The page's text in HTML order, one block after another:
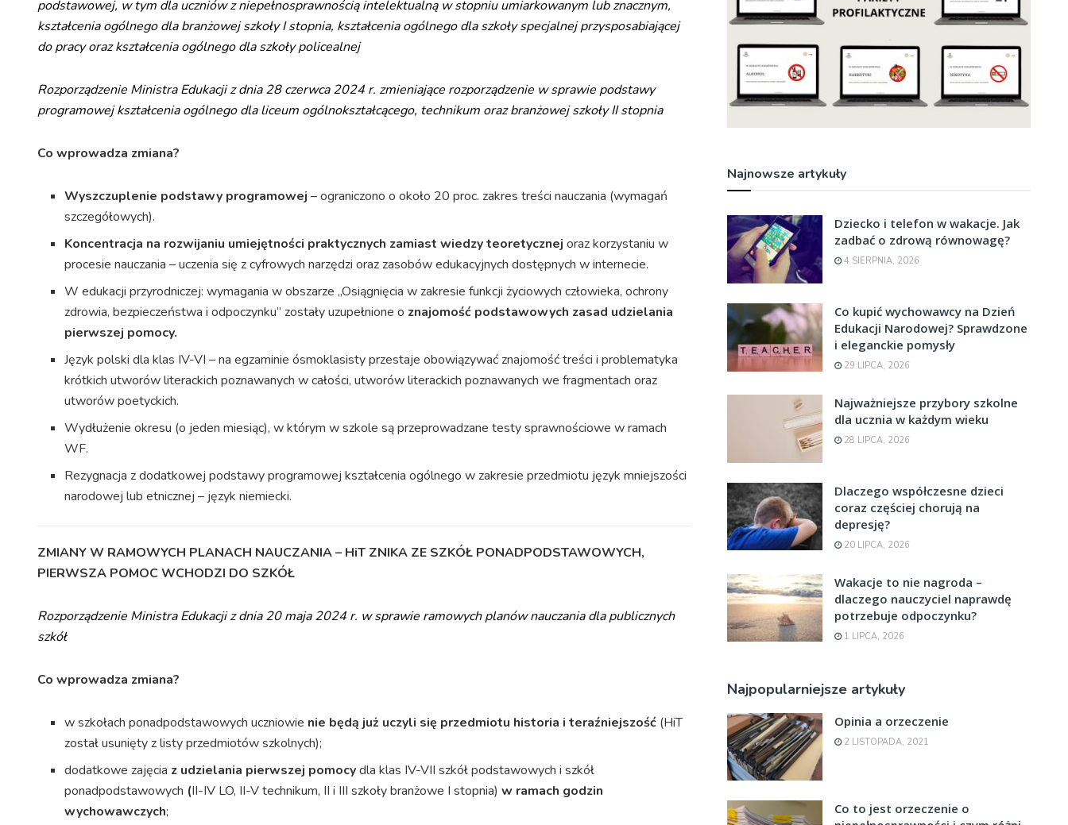
podstawowej, w tym dla uczniów z niepełnosprawnością intelektualną w stopniu umiarkowanym lub znacznym,
kształcenia ogólnego dla branżowej szkoły I stopnia, kształcenia ogólnego dla szkoły specjalnej przysposabiającej
do pracy oraz kształcenia ogólnego dla szkoły policealnej
Rozporządzenie Ministra Edukacji z dnia 28 czerwca 2024 r. zmieniające rozporządzenie w sprawie podstawy
programowej kształcenia ogólnego dla liceum ogólnokształcącego, technikum oraz branżowej szkoły II stopnia
Co wprowadza zmiana?
Wyszczuplenie podstawy programowej – ograniczono o około 20 proc. zakres treści nauczania (wymagań
szczegółowych).
Koncentracja na rozwijaniu umiejętności praktycznych zamiast wiedzy teoretycznej oraz korzystaniu w
procesie nauczania – uczenia się z cyfrowych narzędzi oraz zasobów edukacyjnych dostępnych w internecie.
W edukacji przyrodniczej: wymagania w obszarze „Osiągnięcia w zakresie funkcji życiowych człowieka, ochrony
zdrowia, bezpieczeństwa i odpoczynku” zostały uzupełnione o znajomość podstawowych zasad udzielania
pierwszej pomocy.
Język polski dla klas IV-VI – na egzaminie ósmoklasisty przestaje obowiązywać znajomość treści i problematyka
krótkich utworów literackich poznawanych w całości, utworów literackich poznawanych we fragmentach oraz
utworów poetyckich.
Wydłużenie okresu (o jeden miesiąc), w którym w szkole są przeprowadzane testy sprawnościowe w ramach
WF.
Rezygnacja z dodatkowej podstawy programowej kształcenia ogólnego w zakresie przedmiotu język mniejszości
narodowej lub etnicznej – język niemiecki.
ZMIANY W RAMOWYCH PLANACH NAUCZANIA – HiT ZNIKA ZE SZKÓŁ PONADPODSTAWOWYCH,
PIERWSZA POMOC WCHODZI DO SZKÓŁ
Rozporządzenie Ministra Edukacji z dnia 20 maja 2024 r. w sprawie ramowych planów nauczania dla publicznych
szkół
Co wprowadza zmiana?
w szkołach ponadpodstawowych uczniowie nie będą już uczyli się przedmiotu historia i teraźniejszość (HiT
został usunięty z listy przedmiotów szkolnych);
dodatkowe zajęcia z udzielania pierwszej pomocydla klas IV-VII szkół podstawowych i szkół
ponadpodstawowych (II-IV LO, II-V technikum, II i III szkoły branżowe I stopnia)w ramach godzin
wychowawczych;
Najnowsze artykuły
Dziecko i telefon w wakacje. Jak
zadbać o zdrową równowagę?
4 SIERPNIA, 2026
Co kupić wychowawcy na Dzień
Edukacji Narodowej? Sprawdzone
i eleganckie pomysły
29 LIPCA, 2026
Najważniejsze przybory szkolne
dla ucznia w każdym wieku
28 LIPCA, 2026
Dlaczego współczesne dzieci
coraz częściej chorują na
depresję?
20 LIPCA, 2026
Wakacje to nie nagroda –
dlaczego nauczyciel naprawdę
potrzebuje odpoczynku?
1 LIPCA, 2026
Najpopularniejsze artykuły
Opinia a orzeczenie
2 LISTOPADA, 2021
Co to jest orzeczenie o